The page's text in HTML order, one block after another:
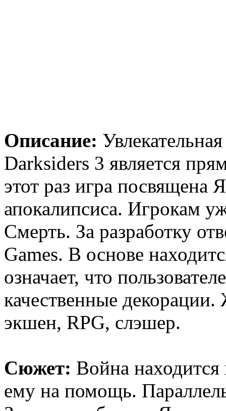
Описание:
Darksiders 3 является
этот раз игра посвящена
апокалипсиса. Игрокам
Смерть. За разработку
Games. В основе
означает, что
качественные
экшен, RPG, слэшер.
Сюжет: Война
ему на помощь.